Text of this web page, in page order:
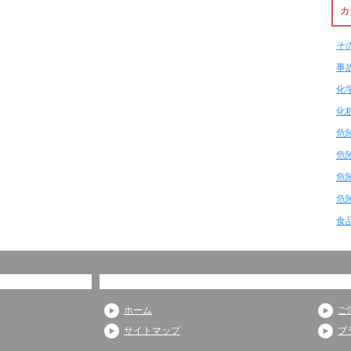
そ
事
化
化
危
危
危
危
食
ホーム
サイトマップ
ご
プ